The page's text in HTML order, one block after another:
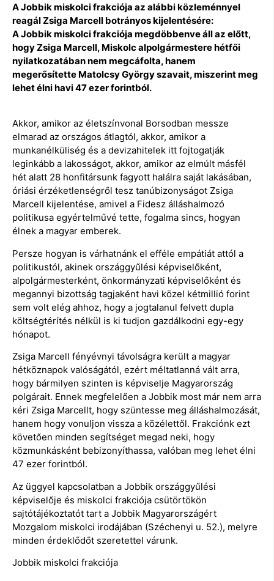
A Jobbik miskolci frakciója az alábbi közleménnyel
reagál Zsiga Marcell botrányos kijelentésére:
A Jobbik miskolci frakciója megdöbbenve áll az előtt,
hogy Zsiga Marcell, Miskolc alpolgármestere hétfői
nyilatkozatában nem megcáfolta, hanem
megerősítette Matolcsy György szavait, miszerint meg
lehet élni havi 47 ezer forintból.
Akkor, amikor az életszínvonal Borsodban messze
elmarad az országos átlagtól, akkor, amikor a
munkanélküliség és a devizahitelek itt fojtogatják
leginkább a lakosságot, akkor, amikor az elmúlt másfél
hét alatt 28 honfitársunk fagyott halálra saját lakásában,
óriási érzéketlenségről tesz tanúbizonyságot Zsiga
Marcell kijelentése, amivel a Fidesz álláshalmozó
politikusa egyértelművé tette, fogalma sincs, hogyan
élnek a magyar emberek.
Persze hogyan is várhatnánk el efféle empátiát attól a
politikustól, akinek országgyűlési képviselőként,
alpolgármesterként, önkormányzati képviselőként és
megannyi bizottság tagjaként havi közel kétmillió forint
sem volt elég ahhoz, hogy a jogtalanul felvett dupla
költségtérítés nélkül is ki tudjon gazdálkodni egy-egy
hónapot.
Zsiga Marcell fényévnyi távolságra került a magyar
hétköznapok valóságától, ezért méltatlanná vált arra,
hogy bármilyen szinten is képviselje Magyarország
polgárait. Ennek megfelelően a Jobbik most már nem arra
kéri Zsiga Marcellt, hogy szüntesse meg álláshalmozását,
hanem hogy vonuljon vissza a közélettől. Frakciónk ezt
követően minden segítséget megad neki, hogy
közmunkásként bebizonyíthassa, valóban meg lehet élni
47 ezer forintból.
Az üggyel kapcsolatban a Jobbik országgyűlési
képviselője és miskolci frakciója csütörtökön
sajtótájékoztatót tart a Jobbik Magyarországért
Mozgalom miskolci irodájában (Széchenyi u. 52.), melyre
minden érdeklődőt szeretettel várunk.
Jobbik miskolci frakciója